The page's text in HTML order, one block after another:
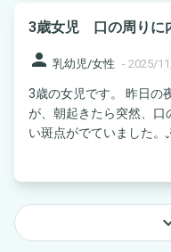
3歳女児 口の周りに
person 乳幼児/女性 - 2025/
3歳の女児です。 昨日の
が、朝起きたら突然、
い斑点がでていました。